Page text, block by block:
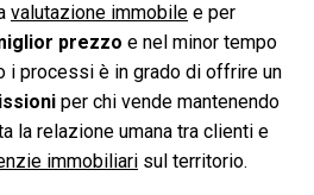
valutazione immobile e per
prezzo e nel minor tempo
i processi è in grado di offrire un
per chi vende mantenendo
la relazione umana tra clienti e
immobiliari sul territorio.